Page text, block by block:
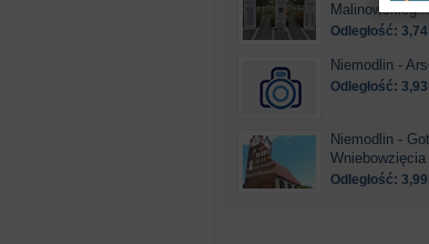
Malinowskieg...
Odległość:
Niemodlin -
Odległość:
Niemodlin -
Odległość: